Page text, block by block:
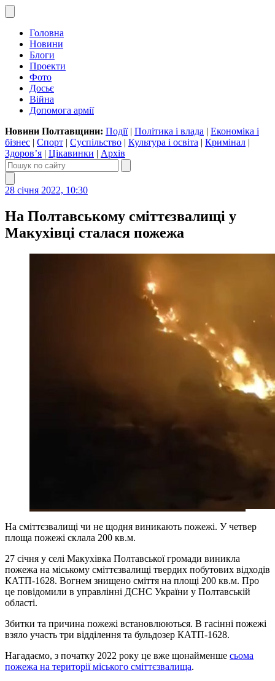
Головна
Новини
Блоги
Проекти
Фото
Досьє
Війна
Допомога армії
Новини Полтавщини: Події| Політика і влада | Економіка і
бізнес | Спорт | Суспільство | Культура і освіта | Кримінал |
Здоров’я | Цікавинки | Архів
28 січня 2022, 10:30
На Полтавському сміттєзвалищі у
Макухівці сталася пожежа
На сміттєзвалищі чи не щодня виникають пожежі. У четвер
площа пожежі склала 200 кв.м.
27 січня у селі Макухівка Полтавської громади виникла
пожежа на міському сміттєзвалищі твердих побутових відходів
КАТП-1628. Вогнем знищено сміття на площі 200 кв.м. Про
це повідомили в управлінні ДСНС України у Полтавській
області.
Збитки та причина пожежі встановлюються. В гасінні пожежі
взяло участь три відділення та бульдозер КАТП-1628.
Нагадаємо, з початку 2022 року це вже щонайменше сьома
пожежа на території міського сміттєзвалища.